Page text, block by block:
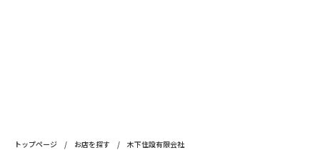
トップページ / お店を探す / 木下住設有限会社